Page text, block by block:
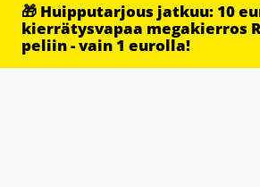
🎁 Huipputarjous jatkuu: 10
kierrätysvapaa megakierros
peliin - vain 1 eurolla!